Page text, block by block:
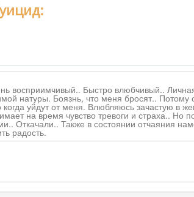
восприимчивый.. Быстро влюбчивый..
натуры. Боязнь, что меня бросят..
уйдут от меня. Влюбляюсь зачастую в
на время чувство тревоги и страха.. Но
Откачали.. Также в состоянии отчаяния
радость.